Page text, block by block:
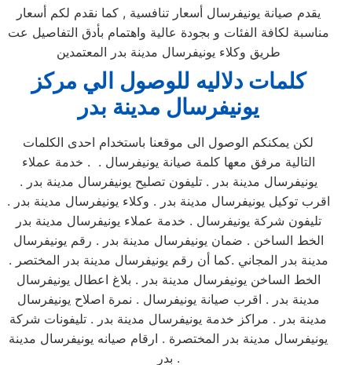
يقدم صيانة يونيفرسال أسعار تنافسية , كما نقدم لكم أسعار
مناسبة لكافة الفئات و بجودة عالية واهتمام بأدق التفاصيل عت
طريق وكلاء يونيفرسال مدينة بدر المعتمدين
كلمات دلاليه للوصول الي مركز
يونيفرسال مدينة بدر
لكن يمكنكم الوصول الى موقعنا باستخدام احدى الكلمات
التالية مرفق معها كلمة صيانة يونيفرسال . . خدمة عملاء
يونيفرسال مدينة بدر . تليفون تصليح يونيفرسال مدينة بدر .
اقرب توكيل يونيفرسال مدينة بدر . وكلاء يونيفرسال مدينة بدر .
تليفون شركة يونيفرسال . خدمة عملاء يونيفرسال مدينة بدر
الخط الساخن . ضمان يونيفرسال مدينة بدر . رقم يونيفرسال
مدينة بدر المجاني .كما أن رقم يونيفرسال مدينة بدر المختصر .
الخط الساخن يونيفرسال مدينة بدر . بلاغ اعطال يونيفرسال
مدينة بدر . اقرب صيانة يونيفرسال . نمرة اصلاح يونيفرسال
مدينة بدر . مراكز خدمة يونيفرسال مدينة بدر . تليفونات شركة
يونيفرسال مدينة بدر المختصرة . ارقام صيانه يونيفرسال مدينة
بدر .